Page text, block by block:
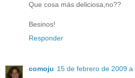
Que cosa más deliciosa,no??
Besinos!
Responder
comoju 15 de febrero de 2009 a